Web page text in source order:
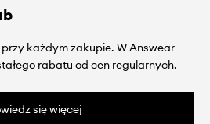
każdym zakupie. W Answear
rabatu od cen regularnych.
się więcej